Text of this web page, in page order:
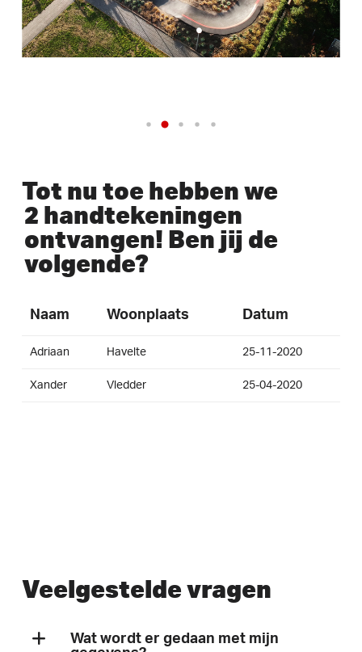
Tot nu toe hebben we
2 handtekeningen
ontvangen! Ben jij de
volgende?
Naam Woonplaats Datum
Adriaan Havelte 25-11-2020
Xander Vledder 25-04-2020
Veelgestelde vragen
Wat wordt er gedaan met mijn